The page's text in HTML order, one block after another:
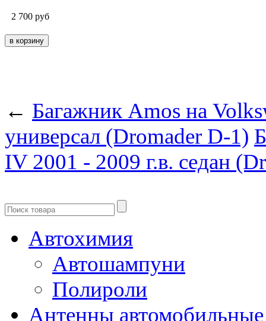
2 700 руб
← Багажник Amos на
универсал (Dromader D-1)
IV 2001 - 2009 г.в. седан
Автохимия
Автошампуни
Полироли
Антенны автомобильные